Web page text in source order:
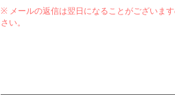
※ メールの返信は翌日になることがございま
さい。